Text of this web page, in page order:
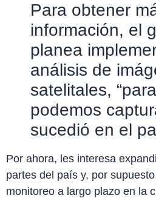
Para obtener
información, el
planea
análisis de
satelitales,
podemos
sucedió en el
Por ahora, les interesa
partes del país y, por
monitoreo a largo plazo en la